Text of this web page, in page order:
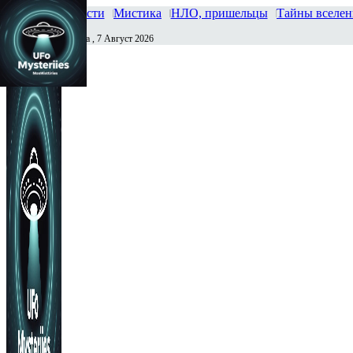
Главная Новости Мистика НЛО, пришельцы Тайны
Сегодня Пятница , 7 Август 2026